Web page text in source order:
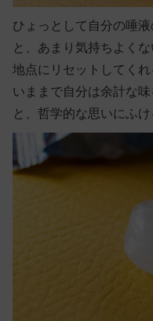
ひょっとして自分の唾
と、あまり気持ちよく
地点にリセットしてく
いままで自分は余計な
と、哲学的な思いにふけ